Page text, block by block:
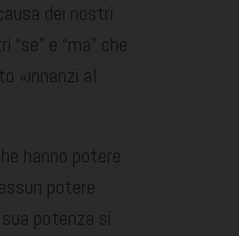
dei nostri
e “ma” che
«innanzi al
hanno potere
potere
potenza si